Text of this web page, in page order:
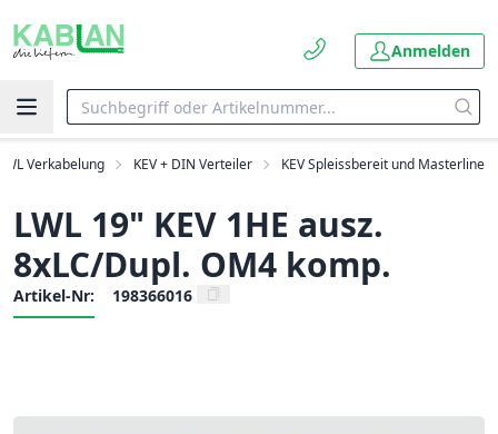
Anmelden
Verkabelung KEV + DIN Verteiler KEV Spleissbereit und Masterline
LWL 19" KEV 1HE ausz.
8xLC/Dupl. OM4 komp.
Artikel-Nr: 198366016